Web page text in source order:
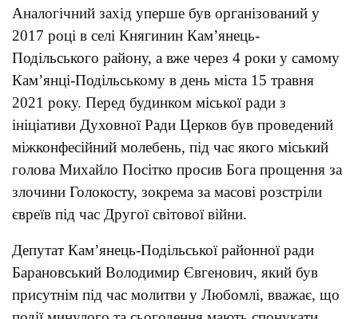
Аналогічний захід уперше був організований у
2017 році в селі Княгинин Кам’янець-
Подільського району, а вже через 4 роки у самому
Кам’янці-Подільському в день міста 15 травня
2021 року. Перед будинком міської ради з
ініціативи Духовної Ради Церков був проведений
міжконфесійний молебень, під час якого міський
голова Михайло Посітко просив Бога прощення за
злочини Голокосту, зокрема за масові розстріли
євреїв під час Другої світової війни.
Депутат Кам’янець-Подільської районної ради
Барановський Володимир Євгенович, який був
присутнім під час молитви у Любомлі, вважає, що